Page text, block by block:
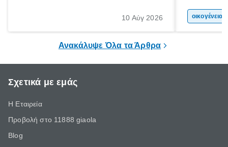
Εδώ ακριβώς έρχεται να βοηθήσει η
καλύπτουν μέρος του κόστους
10 Αύγ 2026
χώρας. Είτε
Ανακάλυψε Όλα τα Άρθρα
Σχετικά με εμάς
Η Εταιρεία
Προβολή στο 11888 giaola
Blog